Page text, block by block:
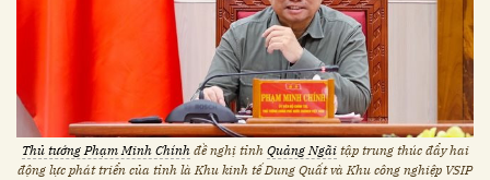
Thủ tướng Phạm Minh Chínhđề nghị tỉnh Quảng Ngãitập trung thúc đẩy hai
động lực phát triển của tỉnh là Khu kinh tế Dung Quất và Khu công nghiệp VSIP